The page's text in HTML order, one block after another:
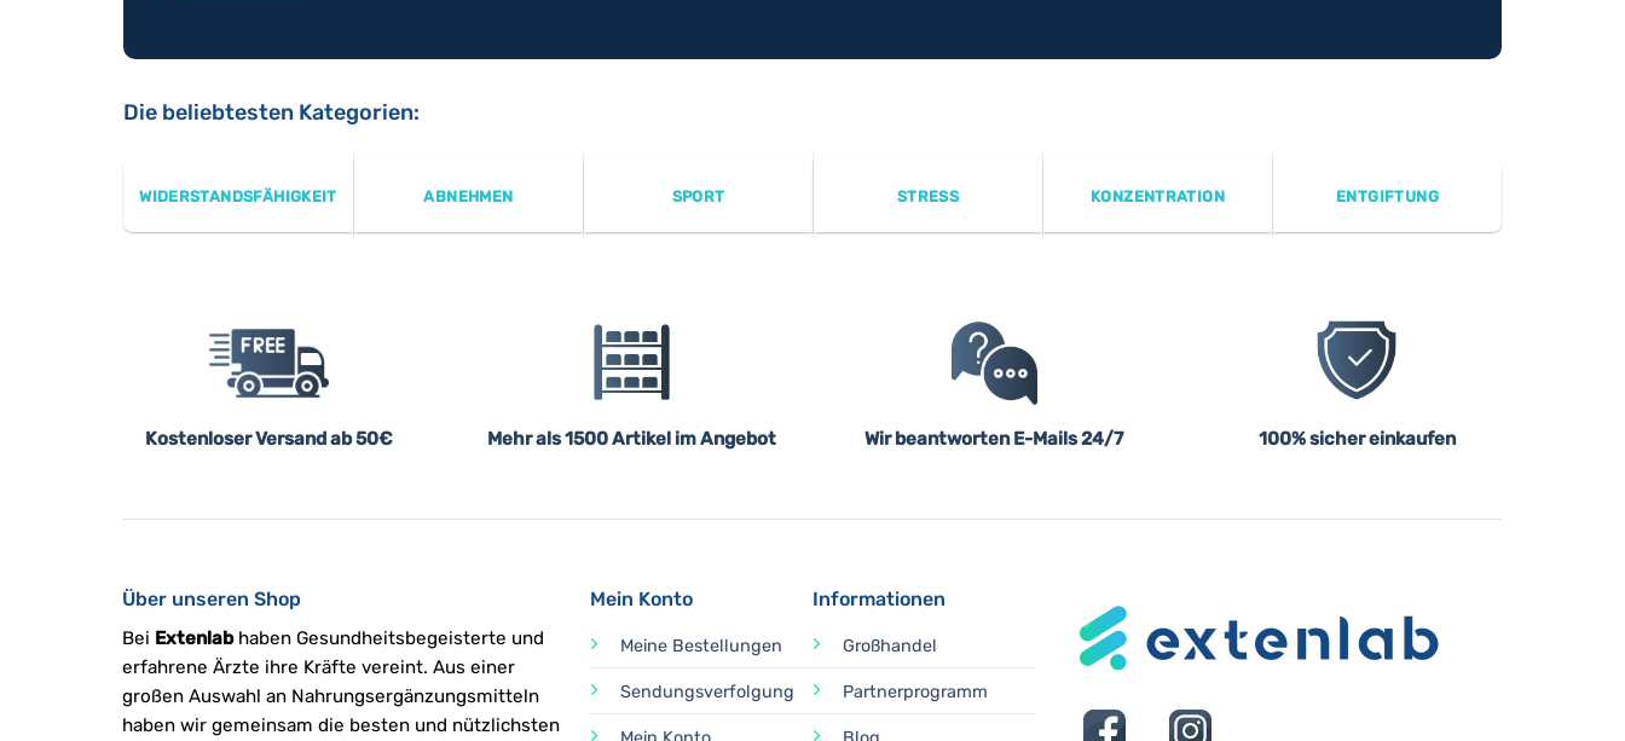
Die beliebtesten Kategorien:
WIDERSTANDSFÄHIGKEIT ABNEHMEN SPORT STRESS KONZENTRATION ENTGIFTUNG
Kostenloser Versand ab 50€ Mehr als 1500 Artikel im Angebot Wir beantworten E-Mails 24/7 100% sicher einkaufen
Über unseren Shop
Bei Extenlabhaben Gesundheitsbegeisterte und
erfahrene Ärzte ihre Kräfte vereint. Aus einer
großen Auswahl an Nahrungsergänzungsmitteln
haben wir gemeinsam die besten und nützlichsten
Mein Konto
Meine Bestellungen
Sendungsverfolgung
Informationen
Großhandel
Partnerprogramm